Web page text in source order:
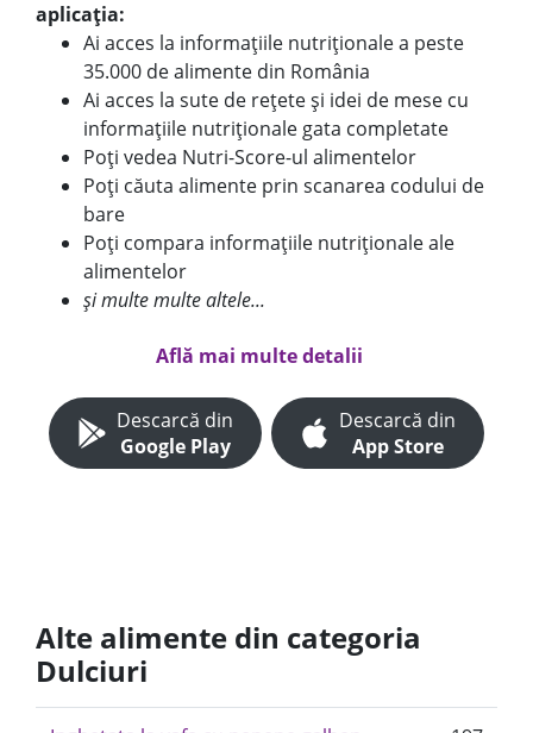
aplicația:
Ai acces la informațiile nutriționale a peste
35.000 de alimente din România
Ai acces la sute de rețete și idei de mese cu
informațiile nutriționale gata completate
Poți vedea Nutri-Score-ul alimentelor
Poți căuta alimente prin scanarea codului de
bare
Poți compara informațiile nutriționale ale
alimentelor
și multe multe altele...
Află mai multe detalii
Descarcă din
Google Play
Descarcă din
App Store
Alte alimente din categoria
Dulciuri